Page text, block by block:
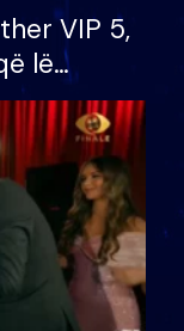
VIP 5,
lë
për